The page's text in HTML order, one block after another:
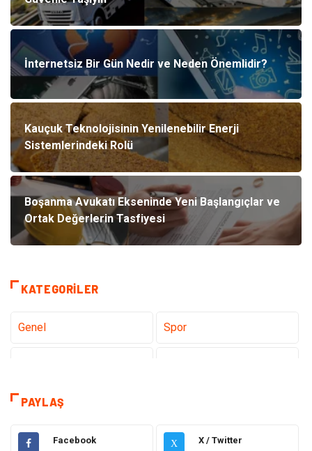
İnternetsiz Bir Gün Nedir ve Neden Önemlidir?
Kauçuk Teknolojisinin Yenilenebilir Enerji
Sistemlerindeki Rolü
Boşanma Avukatı Ekseninde Yeni Başlangıçlar ve
Ortak Değerlerin Tasfiyesi
KATEGORILER
Genel Spor
Dünya'dan Haberler
Müzik İnternet
PAYLAŞ
Facebook X X / Twitter